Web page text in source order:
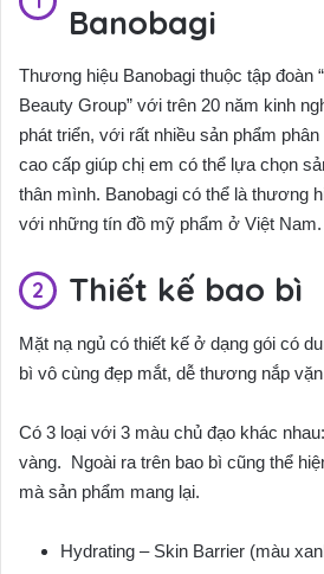
Banobagi
Thương hiệu Banobagi thuộc tập đoàn
Beauty Group” với trên 20 năm kinh
phát triển, với rất nhiều sản phẩm
cao cấp giúp chị em có thể lựa chọn
thân mình. Banobagi có thể là thương
với những tín đồ mỹ phẩm ở Việt Nam.
Thiết kế bao bì
Mặt nạ ngủ có thiết kế ở dạng gói có
bì vô cùng đẹp mắt, dễ thương nắp
Có 3 loại với 3 màu chủ đạo khác
vàng. Ngoài ra trên bao bì cũng thể
mà sản phẩm mang lại.
Hydrating – Skin Barrier (màu